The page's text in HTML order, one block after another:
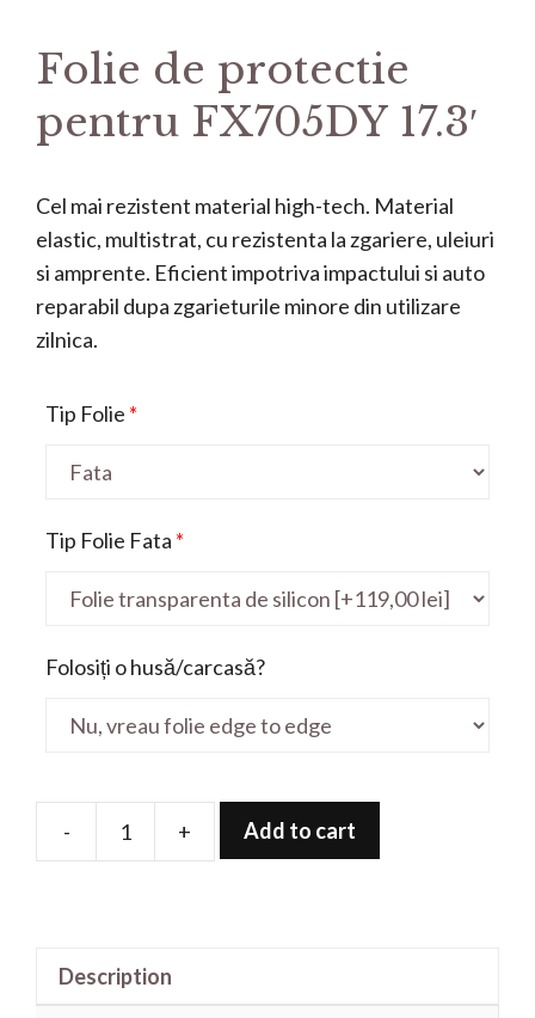
Folie de protectie
pentru FX705DY 17.3′
Cel mai rezistent material high-tech. Material
elastic, multistrat, cu rezistenta la zgariere, uleiuri
si amprente. Eficient impotriva impactului si auto
reparabil dupa zgarieturile minore din utilizare
zilnica.
Tip Folie *
Tip Folie Fata *
Folosiți o husă/carcasă?
-
Folie
+ Add to cart
Description